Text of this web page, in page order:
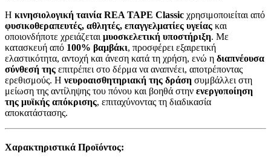
Η κινησιολογική ταινία REA TAPE Classic χρησιμοποιείται από
φυσικοθεραπευτές, αθλητές, επαγγελματίες υγείας και
οποιονδήποτε χρειάζεται μυοσκελετική υποστήριξη. Με
κατασκευή από 100% βαμβάκι, προσφέρει εξαιρετική
ελαστικότητα, αντοχή και άνεση κατά τη χρήση, ενώ η διαπνέουσα
σύνθεσή της επιτρέπει στο δέρμα να αναπνέει, αποτρέποντας
ερεθισμούς. Η νευροαισθητηριακή της δράση συμβάλλει στη
μείωση της αντίληψης του πόνου και βοηθά στην ενεργοποίηση
της μυϊκής απόκρισης, επιταχύνοντας τη διαδικασία
αποκατάστασης.
Χαρακτηριστικά Προϊόντος: